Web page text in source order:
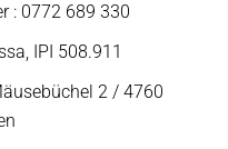
: 0772 689 330
IPI 508.911
2 / 4760